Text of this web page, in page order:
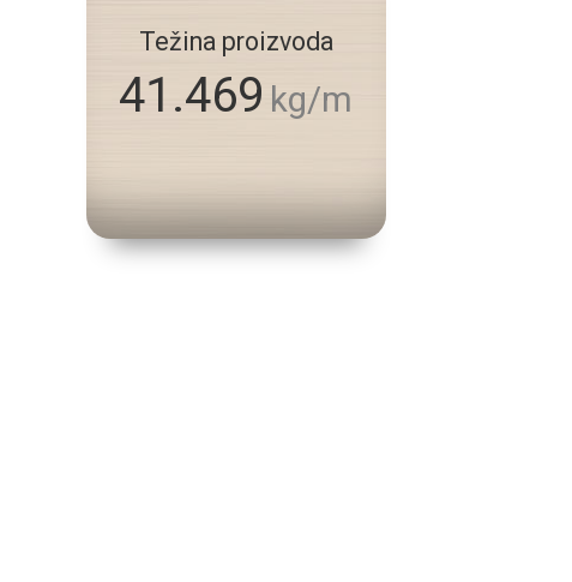
Težina proizvoda
41.469 kg/m